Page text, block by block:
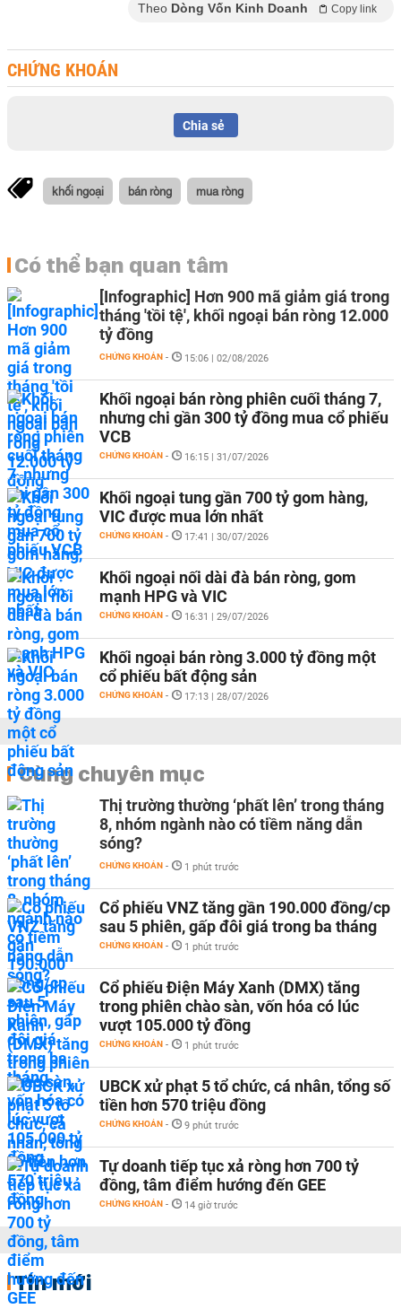
Theo Dòng Vốn Kinh Doanh Copy link
CHỨNG KHOÁN
Chia sẻ
khối ngoại bán ròng mua ròng
Có thể bạn quan tâm
[Infographic] Hơn 900 mã giảm giá trong
tháng 'tồi tệ', khối ngoại bán ròng 12.000
tỷ đồng
CHỨNG KHOÁN - 15:06 | 02/08/2026
Khối ngoại bán ròng phiên cuối tháng 7,
nhưng chi gần 300 tỷ đồng mua cổ phiếu
VCB
CHỨNG KHOÁN - 16:15 | 31/07/2026
Khối ngoại tung gần 700 tỷ gom hàng,
VIC được mua lớn nhất
CHỨNG KHOÁN - 17:41 | 30/07/2026
Khối ngoại nối dài đà bán ròng, gom
mạnh HPG và VIC
CHỨNG KHOÁN - 16:31 | 29/07/2026
Khối ngoại bán ròng 3.000 tỷ đồng một
cổ phiếu bất động sản
CHỨNG KHOÁN - 17:13 | 28/07/2026
Cùng chuyên mục
Thị trường thường ‘phất lên’ trong tháng
8, nhóm ngành nào có tiềm năng dẫn
sóng?
CHỨNG KHOÁN - 1 phút trước
Cổ phiếu VNZ tăng gần 190.000 đồng/cp
sau 5 phiên, gấp đôi giá trong ba tháng
CHỨNG KHOÁN - 1 phút trước
Cổ phiếu Điện Máy Xanh (DMX) tăng
trong phiên chào sàn, vốn hóa có lúc
vượt 105.000 tỷ đồng
CHỨNG KHOÁN - 1 phút trước
UBCK xử phạt 5 tổ chức, cá nhân, tổng số
tiền hơn 570 triệu đồng
CHỨNG KHOÁN - 9 phút trước
Tự doanh tiếp tục xả ròng hơn 700 tỷ
đồng, tâm điểm hướng đến GEE
CHỨNG KHOÁN - 14 giờ trước
Tin mới